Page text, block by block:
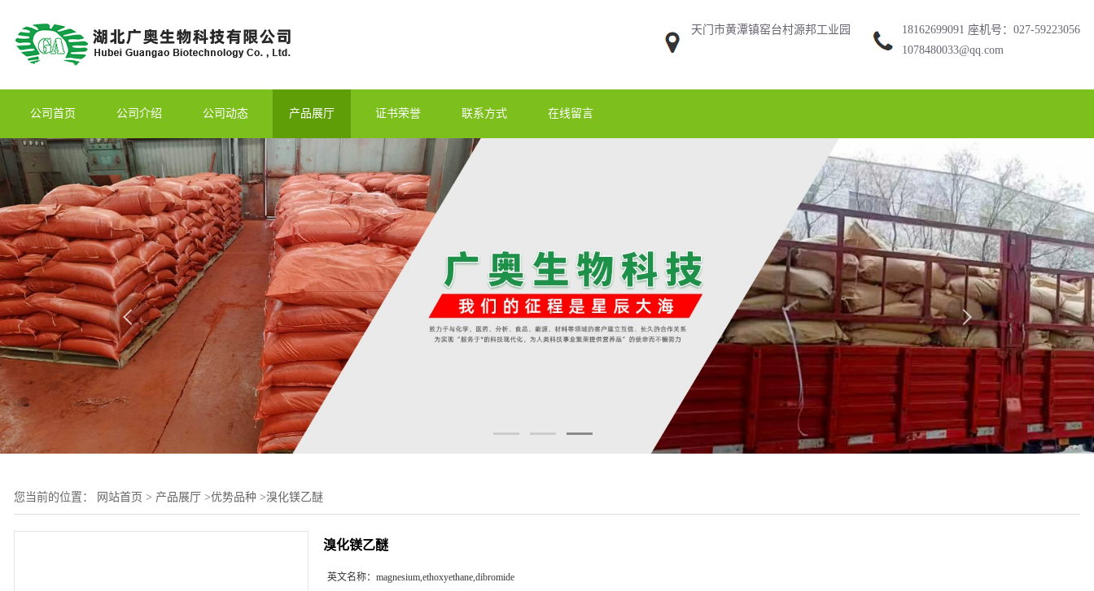
天门市黄潭镇窑台村源邦工业园
18162699091 座机号：027-59223056
1078480033@qq.com
公司首页 公司介绍 公司动态 产品展厅 证书荣誉 联系方式 在线留言
您当前的位置： 网站首页 > 产品展厅 >优势品种 >溴化镁乙醚
溴化镁乙醚
英文名称： magnesium,ethoxyethane,dibromide